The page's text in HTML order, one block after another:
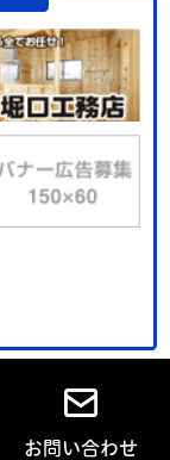
お問い合わせ